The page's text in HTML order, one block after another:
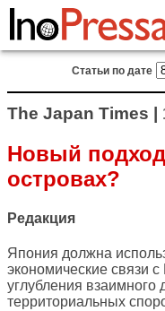
Статьи по дате
The Japan Times |
Новый
островах?
Редакция
Япония должна
экономические связи
углубления
территориальных